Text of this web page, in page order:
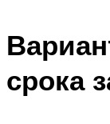
срока